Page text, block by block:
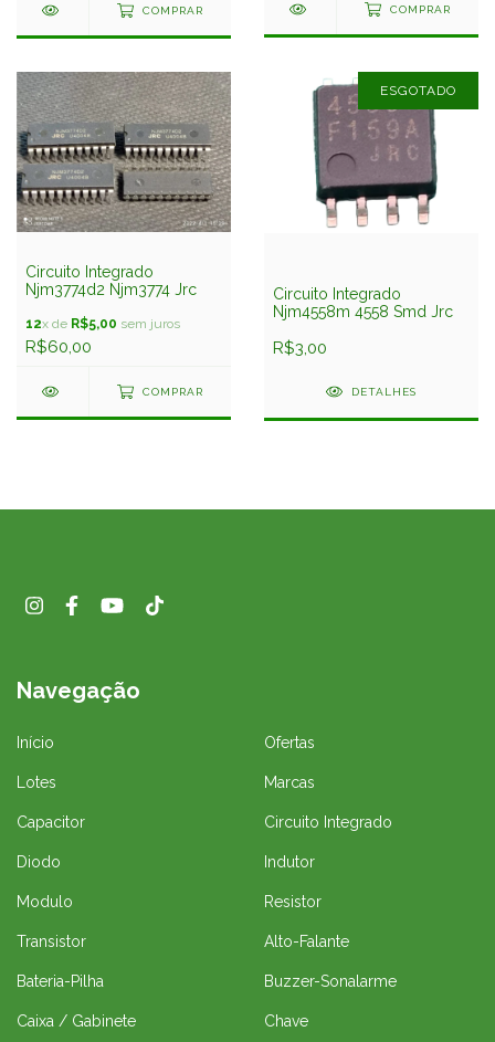
COMPRAR COMPRAR
Circuito Integrado
Njm3774d2 Njm3774 Jrc
12x de R$5,00 sem juros
R$60,00
COMPRAR
ESGOTADO
Circuito Integrado
Njm4558m 4558 Smd Jrc
R$3,00
DETALHES
Navegação
Início Ofertas
Lotes Marcas
Capacitor Circuito Integrado
Diodo Indutor
Modulo Resistor
Transistor Alto-Falante
Bateria-Pilha Buzzer-Sonalarme
Caixa / Gabinete Chave